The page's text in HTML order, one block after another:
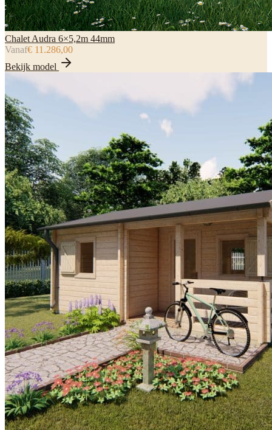
Chalet Audra 6×5,2m 44mm
Vanaf€ 11.286,00
Bekijk model